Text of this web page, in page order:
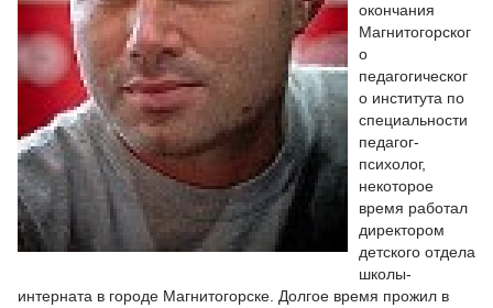
окончания
Магнитогорског
о
педагогическог
о института по
специальности
педагог-
психолог,
некоторое
время работал
директором
детского отдела
школы-
интерната в городе Магнитогорске. Долгое время прожил в